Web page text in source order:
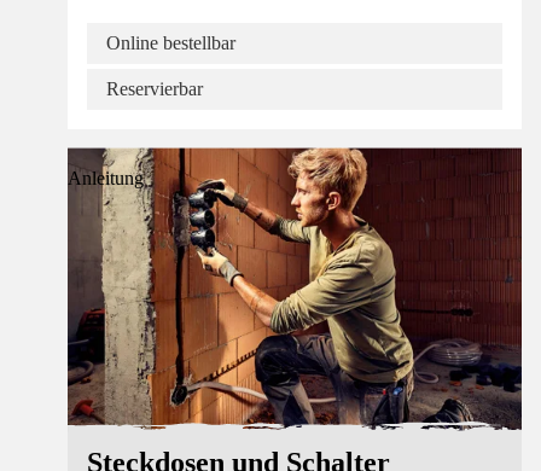
Online bestellbar
Reservierbar
Anleitung
Steckdosen und Schalter